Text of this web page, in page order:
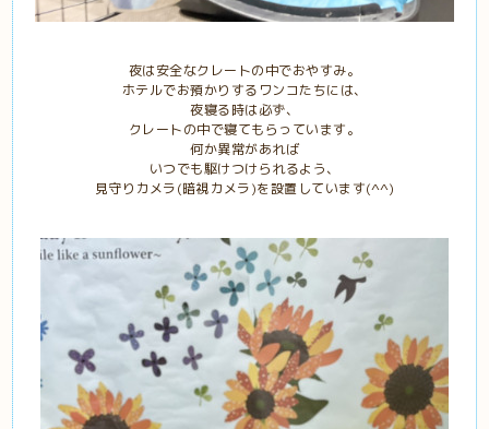
夜は安全なクレートの中でおやすみ。
ホテルでお預かりするワンコたちには、
夜寝る時は必ず、
クレートの中で寝てもらっています。
何か異常があれば
いつでも駆けつけられるよう、
見守りカメラ(暗視カメラ)を設置しています(^^)